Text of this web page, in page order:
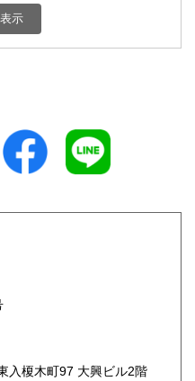
富山県
静岡県
三重県
京都府 1,000円
広島県 1,000円
示
入榎木町97 大興ビル2階